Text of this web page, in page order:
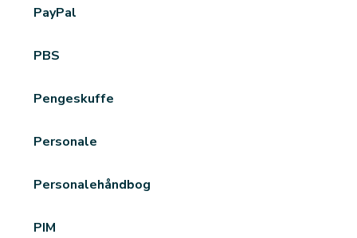
PayPal
PBS
Pengeskuffe
Personale
Personalehåndbog
PIM